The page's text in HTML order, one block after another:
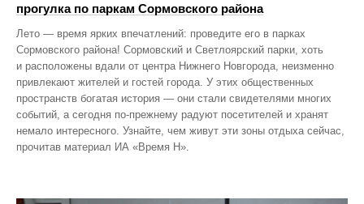
прогулка по паркам Сормовского района
Лето — время ярких впечатлений: проведите его в парках
Сормовского района! Сормовский и Светлоярский парки, хоть
и расположены вдали от центра Нижнего Новгорода, неизменно
привлекают жителей и гостей города. У этих общественных
пространств богатая история — они стали свидетелями многих
событий, а сегодня по‑прежнему радуют посетителей и хранят
немало интересного. Узнайте, чем живут эти зоны отдыха сейчас,
прочитав материал ИА «Время Н».